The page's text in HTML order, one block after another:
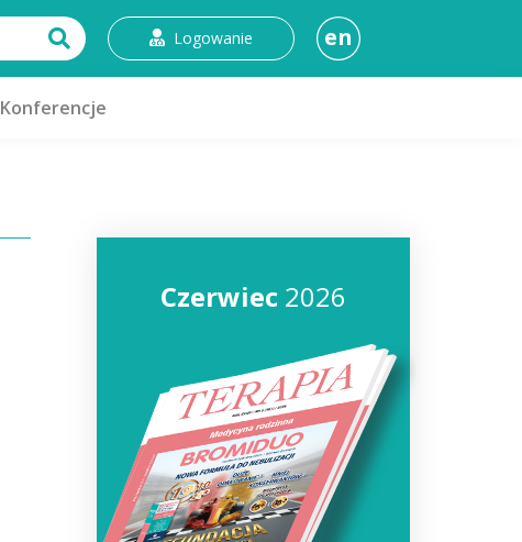
Logowanie en
Konferencje
Czerwiec 2026